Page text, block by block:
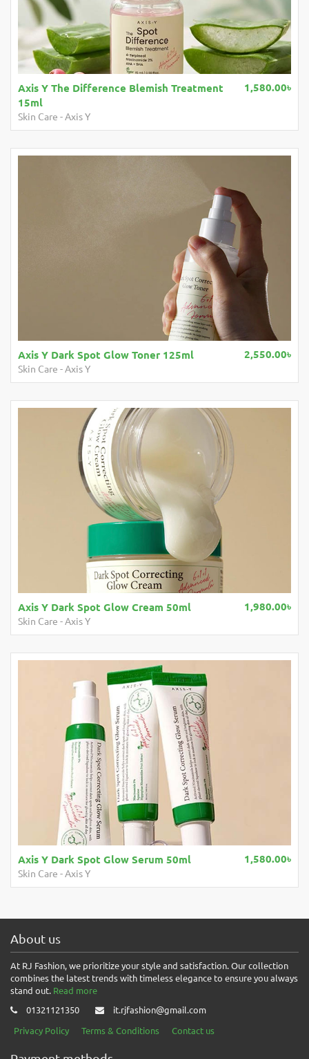
1,580.00৳
Axis Y The Difference Blemish Treatment
15ml
Skin Care -Axis Y
2,550.00৳
Axis Y Dark Spot Glow Toner 125ml
Skin Care -Axis Y
1,980.00৳
Axis Y Dark Spot Glow Cream 50ml
Skin Care -Axis Y
1,580.00৳
Axis Y Dark Spot Glow Serum 50ml
Skin Care -Axis Y
About us
At RJ Fashion, we prioritize your style and satisfaction. Our collection
combines the latest trends with timeless elegance to ensure you always
stand out. Read more
01321121350
it.rjfashion@gmail.com
Privacy Policy
Terms & Conditions Contact us